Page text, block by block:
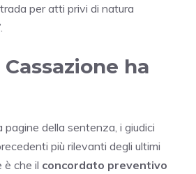
per atti privi di natura
ha
pagine della sentenza, i giudici
più rilevanti degli ultimi
è che il concordato preventivo